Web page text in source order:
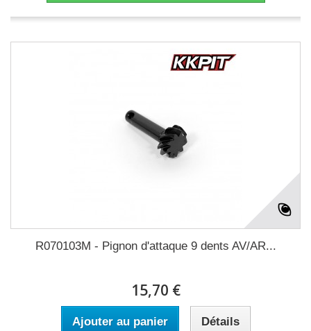
R070103M - Pignon d'attaque 9 dents AV/AR...
15,70 €
Ajouter au panier Détails